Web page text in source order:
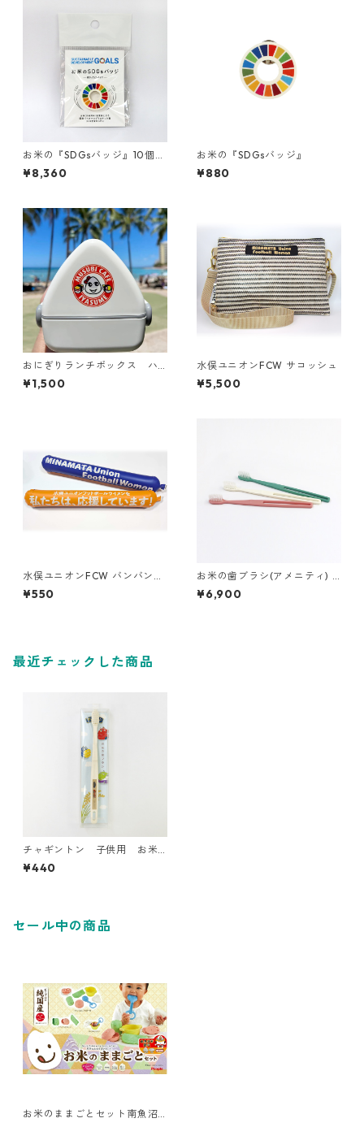
お米の『SDGsバッジ』10個セ
ット
¥8,360
お米の『SDGsバッジ』
¥880
おにぎりランチボックス ハ
ワイのMusubi Cafe Iyasume
（いやす夢）コラボ
¥1,500
水俣ユニオンFCW サコッシュ
¥5,500
水俣ユニオンFCW バンバンス
ティック
¥550
お米の歯ブラシ(アメニティ) 2
30本
¥6,900
最近チェックした商品
チャギントン 子供用 お米
の歯ブラシ
¥440
セール中の商品
お米のままごとセット南魚沼